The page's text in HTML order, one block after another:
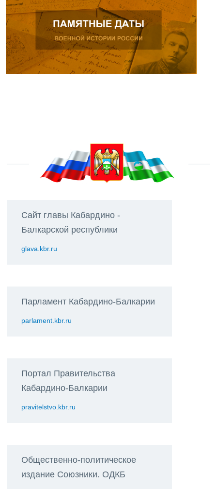
Сайт главы Кабардино -
Балкарской республики
glava.kbr.ru
Парламент Кабардино-Балкарии
parlament.kbr.ru
Портал Правительства
Кабардино-Балкарии
pravitelstvo.kbr.ru
Общественно-политическое
издание Союзники. ОДКБ